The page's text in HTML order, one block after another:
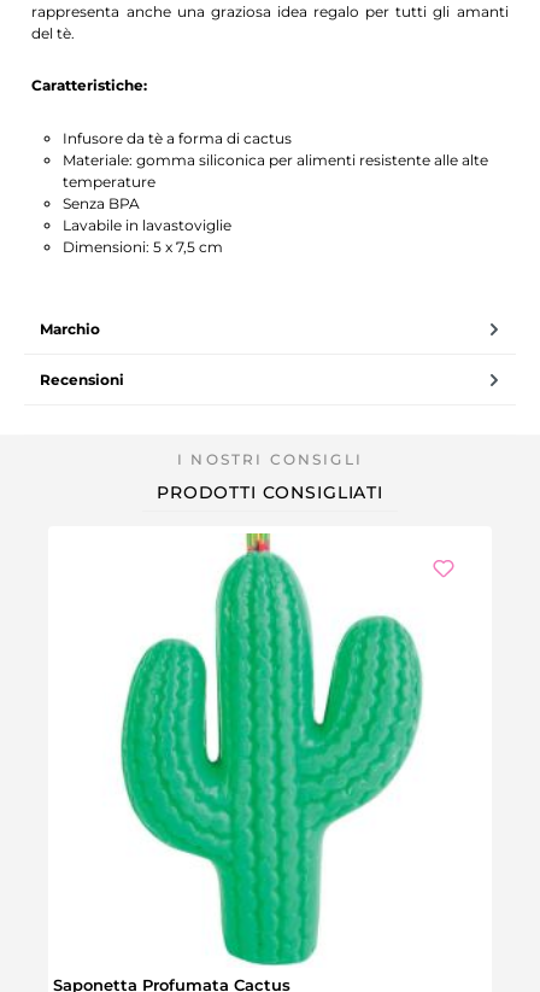
rappresenta anche una graziosa idea regalo per tutti gli amanti
del tè.
Caratteristiche:
Infusore da tè a forma di cactus
Materiale: gomma siliconica per alimenti resistente alle alte
temperature
Senza BPA
Lavabile in lavastoviglie
Dimensioni: 5 x 7,5 cm
Marchio
Recensioni
PRODOTTI CONSIGLIATI
Saponetta Profumata Cactus